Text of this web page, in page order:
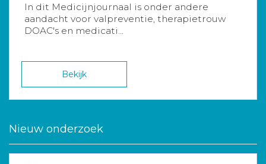
In dit Medicijnjournaal is onder andere
aandacht voor valpreventie, therapietrouw
DOAC's en medicati...
Bekijk
Nieuw onderzoek